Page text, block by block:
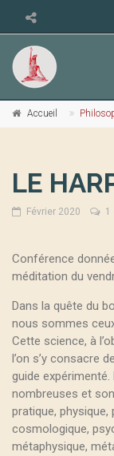
Accueil
LE
Février 2020 1
Conférence
méditation du
Dans la quête du
nous sommes
Cette science, à
l’on s’y consacre
guide
nombreuses et
pratique, physique,
cosmologique,
métaphysique,